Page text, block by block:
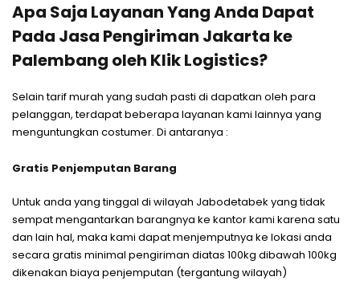
Apa Saja Layanan Yang Anda Dapat
Pada Jasa Pengiriman Jakarta ke
Palembang oleh Klik Logistics?
Selain tarif murah yang sudah pasti di dapatkan oleh para
pelanggan, terdapat beberapa layanan kami lainnya yang
menguntungkan costumer. Di antaranya :
Gratis Penjemputan Barang
Untuk anda yang tinggal di wilayah Jabodetabek yang tidak
sempat mengantarkan barangnya ke kantor kami karena satu
dan lain hal, maka kami dapat menjemputnya ke lokasi anda
secara gratis minimal pengiriman diatas 100kg dibawah 100kg
dikenakan biaya penjemputan (tergantung wilayah)